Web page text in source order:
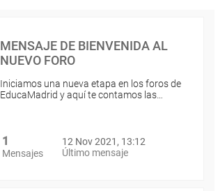
MENSAJE DE BIENVENIDA AL
NUEVO FORO
Iniciamos una nueva etapa en los foros de
EducaMadrid y aquí te contamos las…
1
Mensajes
12 Nov 2021, 13:12
Último mensaje